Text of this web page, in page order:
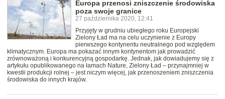
Europa przenosi zniszczenie środowiska
poza swoje granice
27 października 2020, 12:41
Przyjęty w grudniu ubiegłego roku Europejski
Zielony Ład ma na celu uczynienie z Europy
pierwszego kontynentu neutralnego pod względem
klimatycznym. Europa ma pokazać innym kontynentom jak prowadzić
zrównoważoną i konkurencyjną gospodarkę. Jednak, jak dowiadujemy się z
artykułu opublikowanego na łamach Nature, Zielony Ład – przynajmniej w
kwestii produkcji rolnej – jest niczym więcej, jak przenoszeniem zniszczenia
środowiska do innych krajów.